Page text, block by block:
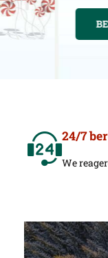
BESTEL
24/7
We